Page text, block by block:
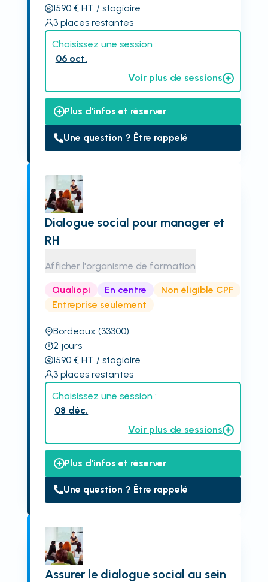
1590€ HT / stagiaire
3 places restantes
Choisissez une session :
06 oct.
Voir plus de sessions
Plus d'infos et réserver
Une question ? Être rappelé
Dialogue social pour manager et
RH
Afficher l'organisme de formation
Qualiopi En centre
Non éligible CPF
Entreprise seulement
Bordeaux (33300)
2 jours
1590€ HT / stagiaire
3 places restantes
Choisissez une session :
08 déc.
Voir plus de sessions
Plus d'infos et réserver
Une question ? Être rappelé
Assurer le dialogue social au sein